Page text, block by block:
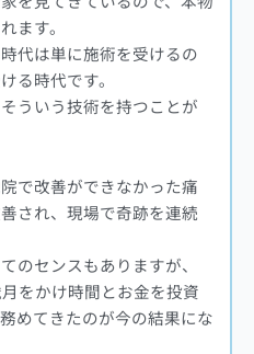
ます。
代は単に施術を受けるの
る時代です。
ういう技術を持つことが
で改善ができなかった痛
され、現場で奇跡を連続
のセンスもありますが、
をかけ時間とお金を投資
めてきたのが今の結果にな